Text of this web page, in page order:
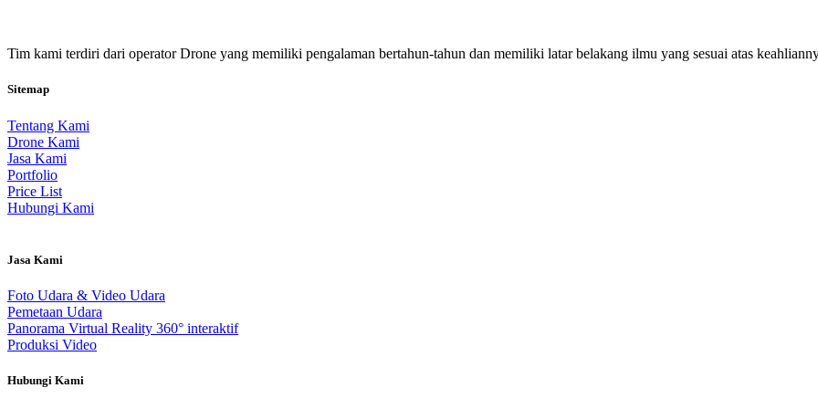
Tim kami terdiri dari operator Drone yang memiliki pengalaman bertahun-tahun dan memiliki latar belakang ilmu yang sesuai atas
Sitemap
Tentang Kami
Drone Kami
Jasa Kami
Portfolio
Price List
Hubungi Kami
Jasa Kami
Foto Udara & Video Udara
Pemetaan Udara
Panorama Virtual Reality 360° interaktif
Produksi Video
Hubungi Kami